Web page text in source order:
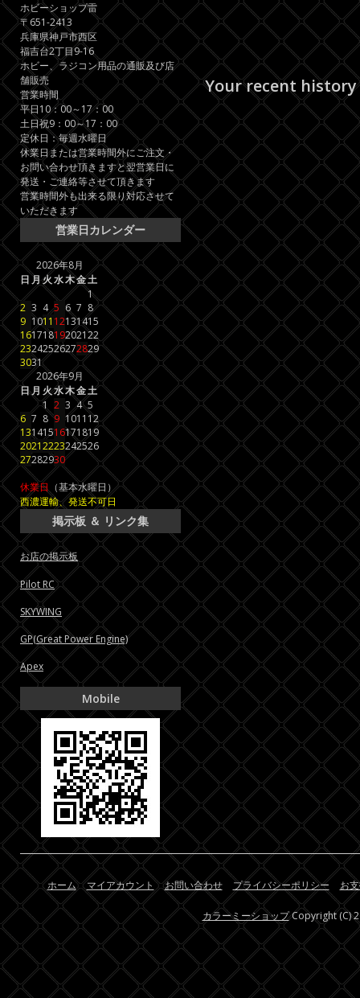
Your recent history
ホビーショップ雷
〒651-2413
兵庫県神戸市西区
福吉台2丁目9-16
ホビー、ラジコン用品の通販及び店
舗販売
営業時間
平日10：00～17：00
土日祝9：00～17：00
定休日：毎週水曜日
休業日または営業時間外にご注文・
お問い合わせ頂きますと翌営業日に
発送・ご連絡等させて頂きます
営業時間外も出来る限り対応させて
いただきます
営業日カレンダー
2026年8月
日月火水木金土
1
2 3 4 5 6 7 8
9 1011 12131415
16171819202122
23242526272829
3031
2026年9月
日月 火水木金土
1 2 3 4 5
6 7 8 9 1011 12
13141516171819
20212223242526
27282930
休業日 （基本水曜日）
西濃運輸、発送不可日
掲示板 ＆ リンク集
お店の掲示板
Pilot RC
SKYWING
GP(Great Power Engine)
Apex
Mobile
ホーム マイアカウント お問い合わせ プライバシーポリシー お
カラーミーショップCopyright (C)